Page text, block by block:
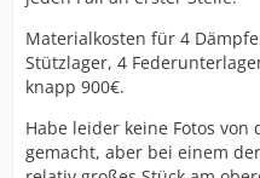
Materialkosten für 4
Stützlager, 4
knapp 900€.
Habe leider keine Fotos von
gemacht, aber bei einem